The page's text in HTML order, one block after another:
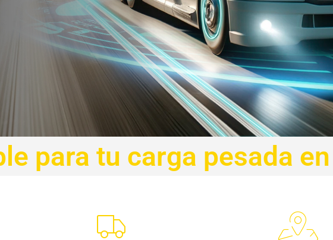
para tu carga pesada